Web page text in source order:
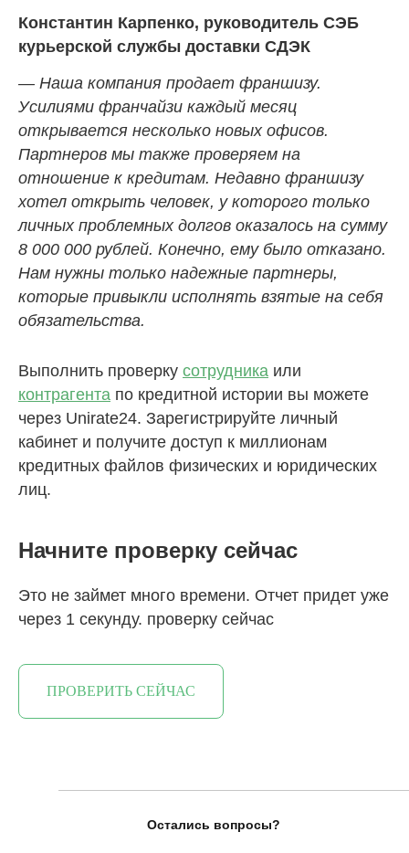
Константин Карпенко, руководитель СЭБ
курьерской службы доставки СДЭК
— Наша компания продает франшизу.
Усилиями франчайзи каждый месяц
открывается несколько новых офисов.
Партнеров мы также проверяем на
отношение к кредитам. Недавно франшизу
хотел открыть человек, у которого только
личных проблемных долгов оказалось на сумму
8 000 000 рублей. Конечно, ему было отказано.
Нам нужны только надежные партнеры,
которые привыкли исполнять взятые на себя
обязательства.
Выполнить проверку сотрудника или
контрагента по кредитной истории вы можете
через Unirate24. Зарегистрируйте личный
кабинет и получите доступ к миллионам
кредитных файлов физических и юридических
лиц.
Начните проверку сейчас
Это не займет много времени. Отчет придет уже
через 1 секунду. проверку сейчас
ПРОВЕРИТЬ СЕЙЧАС
Остались вопросы?